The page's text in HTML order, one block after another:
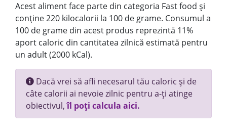
Acest aliment face parte din categoria Fast food și
conține 220 kilocalorii la 100 de grame. Consumul a
100 de grame din acest produs reprezintă 11%
aport caloric din cantitatea zilnică estimată pentru
un adult (2000 kCal).
Dacă vrei să afli necesarul tău caloric și de
câte calorii ai nevoie zilnic pentru a-ți atinge
obiectivul,îl poți calcula aici.